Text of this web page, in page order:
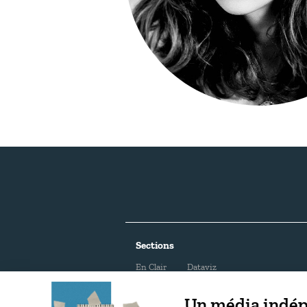
Sections
En Clair
Enquête
Dataviz